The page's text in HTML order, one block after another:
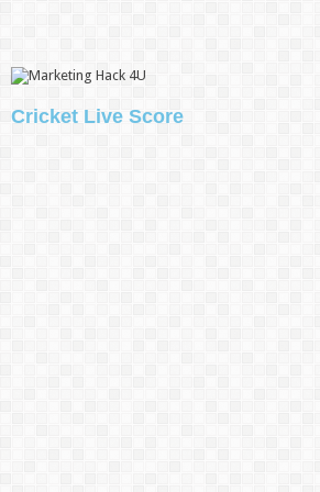
Cricket Live Score